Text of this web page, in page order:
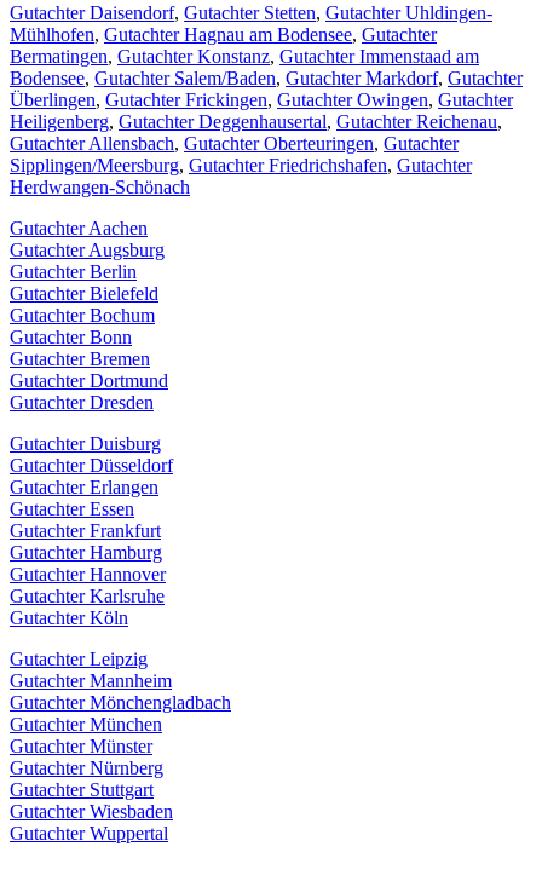
Gutachter Daisendorf, Gutachter Stetten, Gutachter Uhldingen-
Mühlhofen, Gutachter Hagnau am Bodensee, Gutachter
Bermatingen, Gutachter Konstanz, Gutachter Immenstaad am
Bodensee, Gutachter Salem/Baden, Gutachter Markdorf, Gutachter
Überlingen, Gutachter Frickingen, Gutachter Owingen, Gutachter
Heiligenberg, Gutachter Deggenhausertal, Gutachter Reichenau,
Gutachter Allensbach, Gutachter Oberteuringen, Gutachter
Sipplingen/Meersburg, Gutachter Friedrichshafen, Gutachter
Herdwangen-Schönach
Gutachter Aachen
Gutachter Augsburg
Gutachter Berlin
Gutachter Bielefeld
Gutachter Bochum
Gutachter Bonn
Gutachter Bremen
Gutachter Dortmund
Gutachter Dresden
Gutachter Duisburg
Gutachter Düsseldorf
Gutachter Erlangen
Gutachter Essen
Gutachter Frankfurt
Gutachter Hamburg
Gutachter Hannover
Gutachter Karlsruhe
Gutachter Köln
Gutachter Leipzig
Gutachter Mannheim
Gutachter Mönchengladbach
Gutachter München
Gutachter Münster
Gutachter Nürnberg
Gutachter Stuttgart
Gutachter Wiesbaden
Gutachter Wuppertal